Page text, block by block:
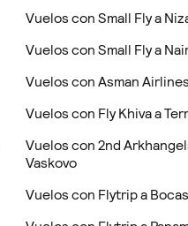
Vuelos con Small Fly a
Vuelos con Small Fly a
Vuelos con Asman
Vuelos con Fly Khiva a
Vuelos con 2nd
Vaskovo
Vuelos con Flytrip a